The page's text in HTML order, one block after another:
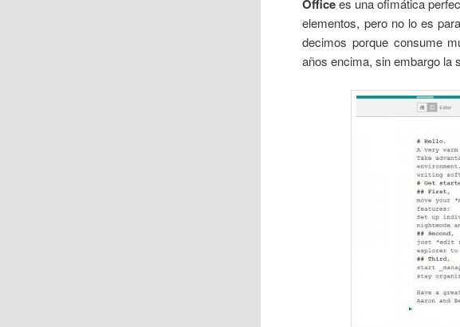
Officees una ofimática
elementos, pero no lo es
decimos porque consume
años encima, sin embargo